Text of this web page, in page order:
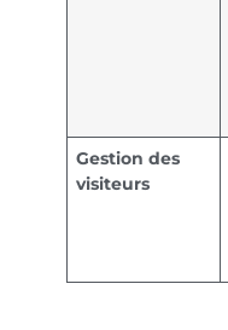
Gestion des
visiteurs